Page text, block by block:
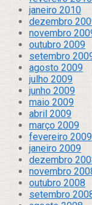
janeiro 2010
dezembro
novembro
outubro 2009
setembro
agosto 2009
julho 2009
junho 2009
maio 2009
abril 2009
março 2009
fevereiro 2009
janeiro 2009
dezembro
novembro
outubro 2008
setembro